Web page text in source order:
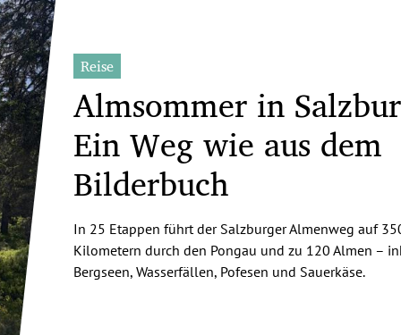
Reise
Almsommer in
Ein Weg wie aus dem
Bilderbuch
In 25 Etappen führt der Salzburger Almenweg auf
Kilometern durch den Pongau und zu 120 Almen –
Bergseen, Wasserfällen, Pofesen und Sauerkäse.